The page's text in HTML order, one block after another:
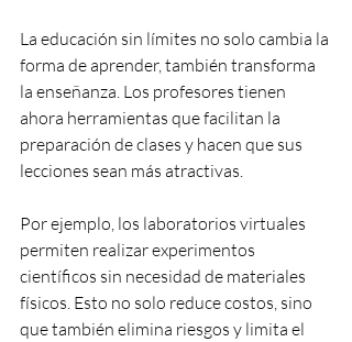
La educación sin límites no solo cambia la
forma de aprender, también transforma
la enseñanza. Los profesores tienen
ahora herramientas que facilitan la
preparación de clases y hacen que sus
lecciones sean más atractivas.
Por ejemplo, los laboratorios virtuales
permiten realizar experimentos
científicos sin necesidad de materiales
físicos. Esto no solo reduce costos, sino
que también elimina riesgos y limita el